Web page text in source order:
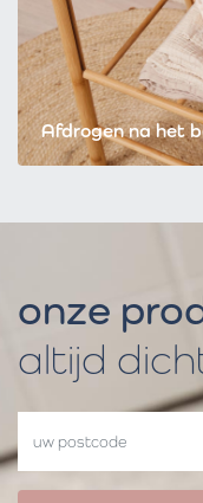
Afdrogen na het
onze
altijd